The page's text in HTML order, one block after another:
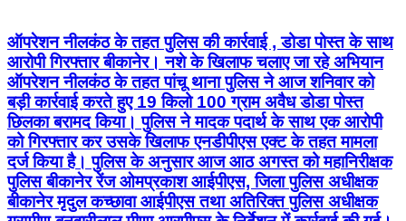
ऑपरेशन नीलकंठ के तहत पुलिस की कार्रवाई , डोडा पोस्त के साथ
आरोपी गिरफ्तार बीकानेर। नशे के खिलाफ चलाए जा रहे अभियान
ऑपरेशन नीलकंठ के तहत पांचू थाना पुलिस ने आज शनिवार को
बड़ी कार्रवाई करते हुए 19 किलो 100 ग्राम अवैध डोडा पोस्त
छिलका बरामद किया। पुलिस ने मादक पदार्थ के साथ एक आरोपी
को गिरफ्तार कर उसके खिलाफ एनडीपीएस एक्ट के तहत मामला
दर्ज किया है। पुलिस के अनुसार आज आठ अगस्त को महानिरीक्षक
पुलिस बीकानेर रेंज ओमप्रकाश आईपीएस, जिला पुलिस अधीक्षक
बीकानेर मृदुल कच्छावा आईपीएस तथा अतिरिक्त पुलिस अधीक्षक